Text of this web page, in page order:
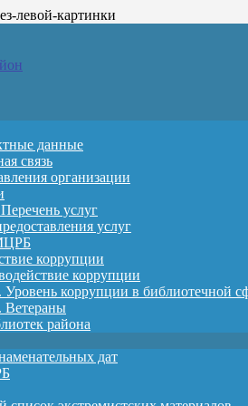
данные
связь
организации
услуг
услуг
коррупции
коррупции
коррупции в библиотечной
Ветераны
района
дат